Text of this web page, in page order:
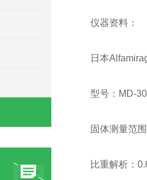
仪器资料：
日本
型号：MD-
固体测量范
比重解析：